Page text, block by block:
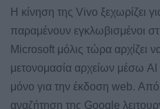
Η κίνηση της Vivo ξεχωρίζει
παραμένουν εγκλωβισμένοι
Microsoft μόλις τώρα αρχίζει
μετονομασία αρχείων μέσω
μόνο για την έκδοση web.
αναζήτηση της Google